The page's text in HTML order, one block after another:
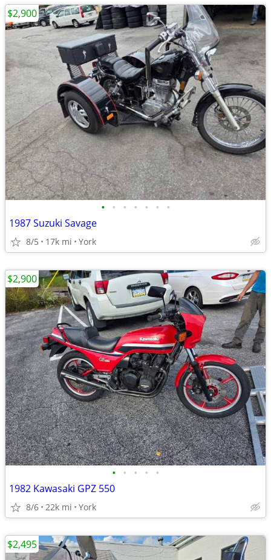
• • • • • • •
1987 Suzuki Savage
8/5 17k mi York
$2,900
• • • • •
1982 Kawasaki GPZ 550
8/6 22k mi York
$2,900
$2,495